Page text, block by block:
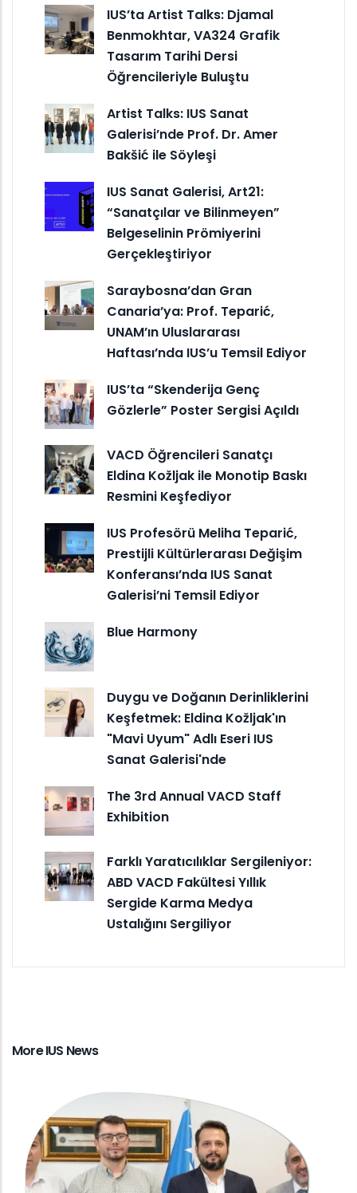
IUS’ta Artist Talks: Djamal
Benmokhtar, VA324 Grafik
Tasarım Tarihi Dersi
Öğrencileriyle Buluştu
Artist Talks: IUS Sanat
Galerisi’nde Prof. Dr. Amer
Bakšić ile Söyleşi
IUS Sanat Galerisi, Art21:
“Sanatçılar ve Bilinmeyen”
Belgeselinin Prömiyerini
Gerçekleştiriyor
Saraybosna’dan Gran
Canaria’ya: Prof. Teparić,
UNAM’ın Uluslararası
Haftası’nda IUS’u Temsil Ediyor
IUS’ta “Skenderija Genç
Gözlerle” Poster Sergisi Açıldı
VACD Öğrencileri Sanatçı
Eldina Kožljak ile Monotip Baskı
Resmini Keşfediyor
IUS Profesörü Meliha Teparić,
Prestijli Kültürlerarası Değişim
Konferansı’nda IUS Sanat
Galerisi’ni Temsil Ediyor
Blue Harmony
Duygu ve Doğanın Derinliklerini
Keşfetmek: Eldina Kožljak'ın
"Mavi Uyum" Adlı Eseri IUS
Sanat Galerisi'nde
The 3rd Annual VACD Staff
Exhibition
Farklı Yaratıcılıklar Sergileniyor:
ABD VACD Fakültesi Yıllık
Sergide Karma Medya
Ustalığını Sergiliyor
More IUS News